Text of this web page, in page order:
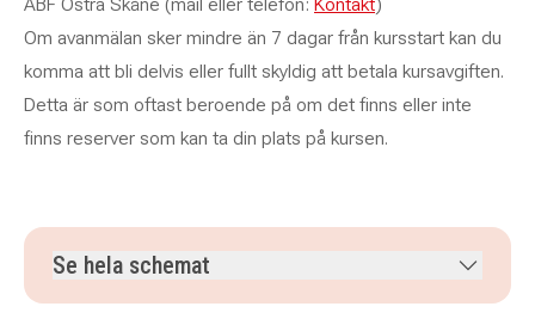
Om avanmälan sker mindre än 7 dagar från kursstart kan du
komma att bli delvis eller fullt skyldig att betala kursavgiften.
Detta är som oftast beroende på om det finns eller inte
finns reserver som kan ta din plats på kursen.
Se hela schemat